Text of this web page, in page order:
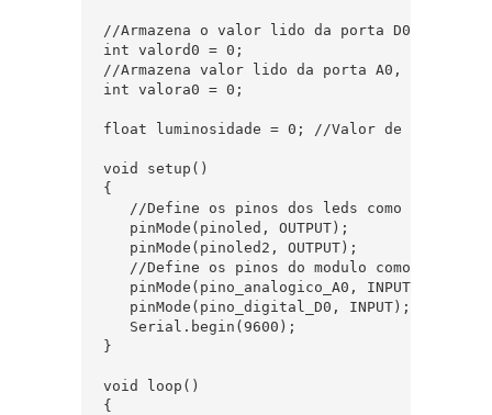
//Armazena o valor lido da porta D0
int valord0 = 0;
//Armazena valor lido da porta A0, entre 0 e
int valora0 = 0;
float luminosidade = 0; //Valor de
void setup()
{
   //Define os pinos dos leds como saida
   pinMode(pinoled, OUTPUT);
   pinMode(pinoled2, OUTPUT);
   //Define os pinos do modulo como entrada
   pinMode(pino_analogico_A0, INPUT);
   pinMode(pino_digital_D0, INPUT);
   Serial.begin(9600);
}
void loop()
{